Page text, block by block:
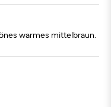
warmes mittelbraun.